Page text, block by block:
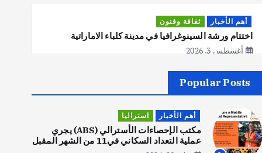
أهم الأخبار ثقافة وفنون
اختتام ورشة السينوغرافيا في مدينة كلباء الاماراتية
أغسطس 3, 2026
أهم الأخبار جاليات غير مصنف
قصة نجاح العراقي عمر الشمري الذي
اصبح بطلاً لأستراليا بلعبة كمال
الاجسام
يوليو 30, 2026
Popular Posts
أهم الأخبار استراليا
مكتب الإحصاءات الأسترالي (ABS) يجري
عملية التعداد السكاني في11 من الشهر المقبل